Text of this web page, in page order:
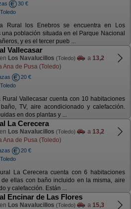
30 €
Rural los Enebros se encuentra en Los
una población situada en el Parque Nacional
y es el tercer pueb ...
Vallecasar
Los Navalucillos (Toledo) a 13,2
Ana de Pusa (Toledo)
20 €
Rural Vallecasar cuenta con 10 habitaciones
TV, aire acondicionado y calefacción.
en dos plantas y ...
La Cerecera
Los Navalucillos (Toledo) a 13,2
Ana de Pusa (Toledo)
20 €
La Cerecera cuenta con 6 habitaciones
de ellas con baño incluido en la misma, aire
y calefacción. Están ...
Encinar de Las Flores
Los Navalucillos (Toledo) a 15,3